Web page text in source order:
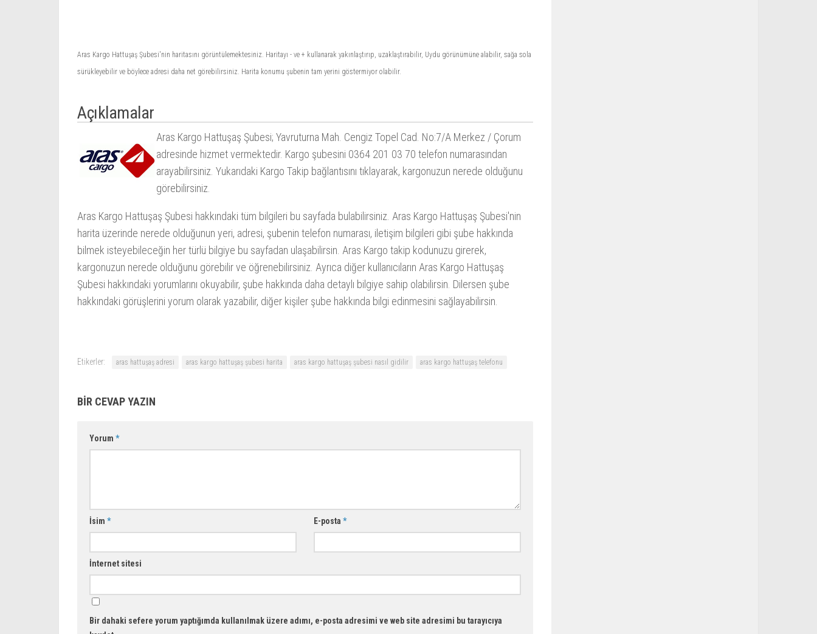
Aras Kargo Hattuşaş Şubesi'nin haritasını görüntülemektesiniz. Haritayı - ve + kullanarak yakınlaştırıp, uzaklaştırabilir, Uydu görünümüne alabilir, sağa sola
sürükleyebilir ve böylece adresi daha net görebilirsiniz. Harita konumu şubenin tam yerini göstermiyor olabilir.
Açıklamalar
Aras Kargo Hattuşaş Şubesi; Yavruturna Mah. Cengiz Topel Cad. No:7/A Merkez / Çorum
adresinde hizmet vermektedir. Kargo şubesini 0364 201 03 70 telefon numarasından
arayabilirsiniz. Yukarıdaki Kargo Takip bağlantısını tıklayarak, kargonuzun nerede olduğunu
görebilirsiniz.
Aras Kargo Hattuşaş Şubesi hakkındaki tüm bilgileri bu sayfada bulabilirsiniz. Aras Kargo Hattuşaş Şubesi'nin
harita üzerinde nerede olduğunun yeri, adresi, şubenin telefon numarası, iletişim bilgileri gibi şube hakkında
bilmek isteyebileceğin her türlü bilgiye bu sayfadan ulaşabilirsin. Aras Kargo takip kodunuzu girerek,
kargonuzun nerede olduğunu görebilir ve öğrenebilirsiniz. Ayrıca diğer kullanıcıların Aras Kargo Hattuşaş
Şubesi hakkındaki yorumlarını okuyabilir, şube hakkında daha detaylı bilgiye sahip olabilirsin. Dilersen şube
hakkındaki görüşlerini yorum olarak yazabilir, diğer kişiler şube hakkında bilgi edinmesini sağlayabilirsin.
Etikerler: aras hattuşaş adresi aras kargo hattuşaş şubesi harita aras kargo hattuşaş şubesi nasıl gidilir aras kargo hattuşaş telefonu
BIR CEVAP YAZIN
Yorum *
İsim * E-posta*
İnternet sitesi
Bir dahaki sefere yorum yaptığımda kullanılmak üzere adımı, e-posta adresimi ve web site adresimi bu tarayıcıya